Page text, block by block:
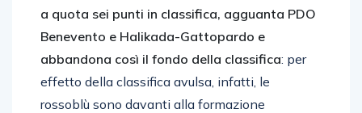
a quota sei punti in classifica, agguanta PDO
Benevento e Halikada-Gattopardo e
abbandona così il fondo della classifica: per
effetto della classifica avulsa, infatti, le
rossoblù sono davanti alla formazione